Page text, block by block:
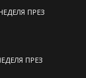
ПРЕЗ
ПРЕЗ